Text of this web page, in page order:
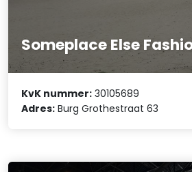
Someplace Else
KvK nummer: 30105689
Adres: Burg Grothestraat 63